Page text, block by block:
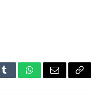
TumblrWhatsApp
Email Copy